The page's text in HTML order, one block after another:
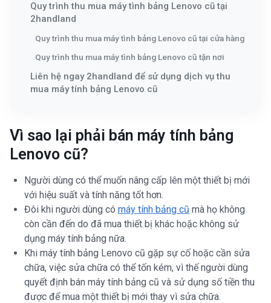
Quy trình thu mua máy tình bảng Lenovo cũ tại
2handland
Quy trình thu mua máy tình bảng Lenovo cũ tại cửa hàng
Quy trình thu mua máy tình bảng Lenovo cũ tận nơi
Liên hệ ngay 2handland để sử dụng dịch vụ thu
mua máy tính bảng Lenovo cũ
Vì sao lại phải bán máy tính bảng
Lenovo cũ?
Người dùng có thể muốn nâng cấp lên một thiết bị mới
với hiệu suất và tính năng tốt hơn.
Đôi khi người dùng có máy tính bảng cũ mà họ không
còn cần đến do đã mua thiết bị khác hoặc không sử
dụng máy tính bảng nữa.
Khi máy tính bảng Lenovo cũ gặp sự cố hoặc cần sửa
chữa, việc sửa chữa có thể tốn kém, vì thế người dùng
quyết định bán máy tính bảng cũ và sử dụng số tiền thu
được để mua một thiết bị mới thay vì sửa chữa.